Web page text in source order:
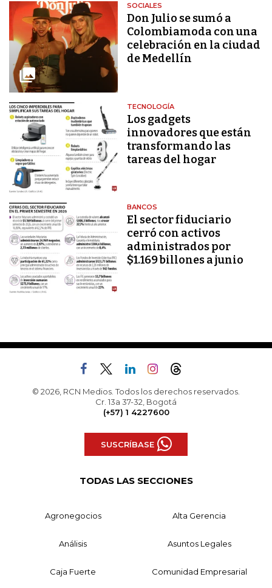
SOCIALES
Don Julio se sumó a
Colombiamoda con una
celebración en la ciudad
de Medellín
TECNOLOGÍA
Los gadgets
innovadores que están
transformando las
tareas del hogar
BANCOS
El sector fiduciario
cerró con activos
administrados por
$1.169 billones a junio
© 2026, RCN Medios. Todos los derechos reservados.
Cr. 13a 37-32, Bogotá
(+57) 1 4227600
SUSCRÍBASE
TODAS LAS SECCIONES
Agronegocios Alta Gerencia
Análisis Asuntos Legales
Caja Fuerte Comunidad Empresarial